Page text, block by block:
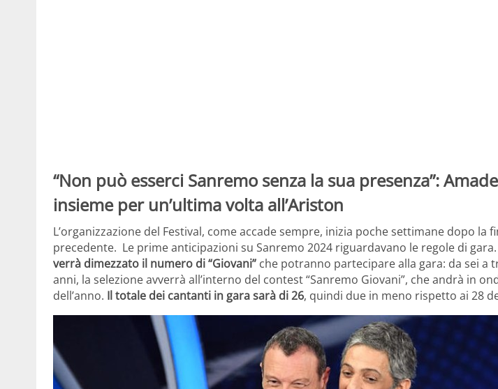
“Non può esserci Sanremo senza la sua presenza”:
insieme per un’ultima volta all’Ariston
L’organizzazione del Festival, come accade sempre, inizia poche settimane dopo la
precedente. Le prime anticipazioni su Sanremo 2024 riguardavano le regole di
verrà dimezzato il numero di “Giovani” che potranno partecipare alla gara: da sei a
anni, la selezione avverrà all’interno del contest “Sanremo Giovani”, che andrà in
dell’anno. Il totale dei cantanti in gara sarà di 26, quindi due in meno rispetto ai 28